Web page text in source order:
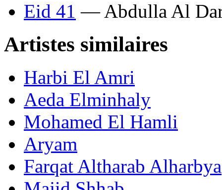
Eid 41 — Abdulla Al
Artistes similaires
Harbi El Amri
Aeda Elminhaly
Mohamed El Hamli
Aryam
Farqat Altharab Alharbya